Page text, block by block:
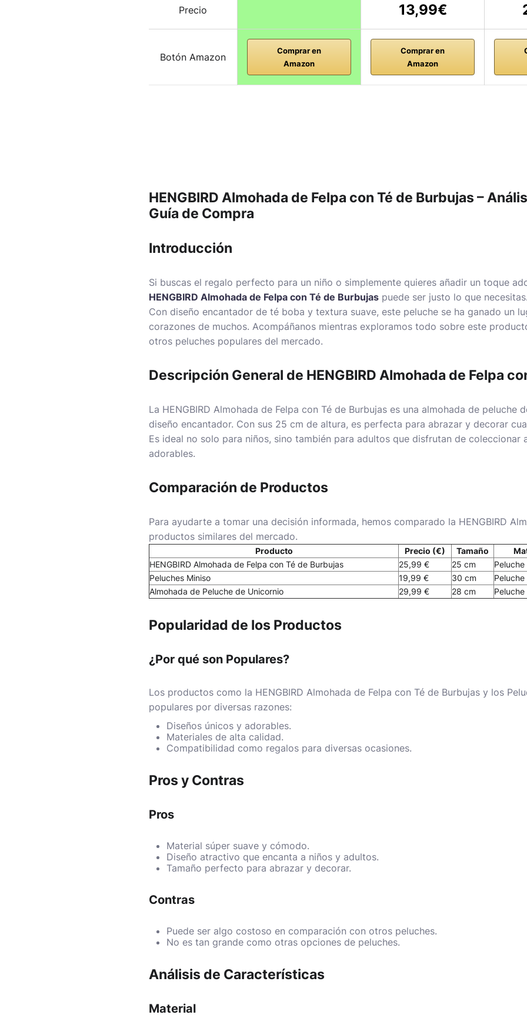
Precio 13,99€
Botón Amazon
Comprar en
Amazon
Comprar en
Amazon
HENGBIRD Almohada de Felpa con Té de Burbujas –
Guía de Compra
Introducción
Si buscas el regalo perfecto para un niño o simplemente quieres añadir un toque
HENGBIRD Almohada de Felpa con Té de Burbujas puede ser justo lo que necesitas.
Con diseño encantador de té boba y textura suave, este peluche se ha ganado un
corazones de muchos. Acompáñanos mientras exploramos todo sobre este
otros peluches populares del mercado.
Descripción General de HENGBIRD Almohada de Felpa
La HENGBIRD Almohada de Felpa con Té de Burbujas es una almohada de peluche
diseño encantador. Con sus 25 cm de altura, es perfecta para abrazar y decorar
Es ideal no solo para niños, sino también para adultos que disfrutan de coleccionar
adorables.
Comparación de Productos
Para ayudarte a tomar una decisión informada, hemos comparado la HENGBIRD
productos similares del mercado.
Producto Precio (€) Tamaño
HENGBIRD Almohada de Felpa con Té de Burbujas
25,99 € 25 cm
Peluches Miniso
19,99 € 30 cm
Almohada de Peluche de Unicornio
29,99 € 28 cm
Popularidad de los Productos
¿Por qué son Populares?
Los productos como la HENGBIRD Almohada de Felpa con Té de Burbujas y los
populares por diversas razones:
Diseños únicos y adorables.
Materiales de alta calidad.
Compatibilidad como regalos para diversas ocasiones.
Pros y Contras
Pros
Material súper suave y cómodo.
Diseño atractivo que encanta a niños y adultos.
Tamaño perfecto para abrazar y decorar.
Contras
Puede ser algo costoso en comparación con otros peluches.
No es tan grande como otras opciones de peluches.
Análisis de Características
Material